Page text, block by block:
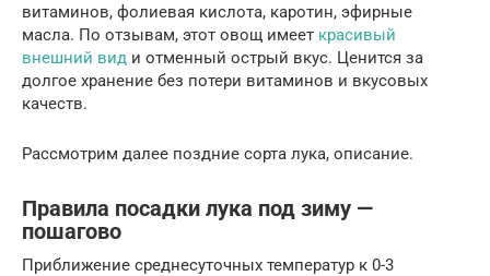
витаминов, фолиевая кислота, каротин, эфирные
масла. По отзывам, этот овощ имеет красивый
внешний вид и отменный острый вкус. Ценится за
долгое хранение без потери витаминов и вкусовых
качеств.
Рассмотрим далее поздние сорта лука, описание.
Правила посадки лука под зиму —
пошагово
Приближение среднесуточных температур к 0-3